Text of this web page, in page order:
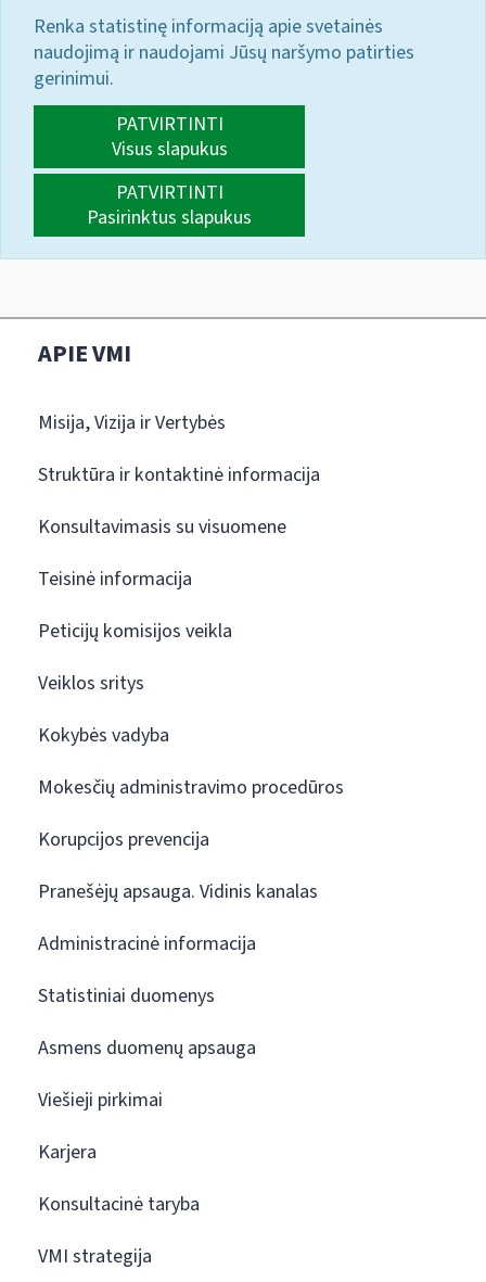
Renka statistinę informaciją apie svetainės
naudojimą ir naudojami Jūsų naršymo patirties
gerinimui.
PATVIRTINTI
Visus slapukus
PATVIRTINTI
Pasirinktus slapukus
APIE VMI
Misija, Vizija ir Vertybės
Struktūra ir kontaktinė informacija
Konsultavimasis su visuomene
Teisinė informacija
Peticijų komisijos veikla
Veiklos sritys
Kokybės vadyba
Mokesčių administravimo procedūros
Korupcijos prevencija
Pranešėjų apsauga. Vidinis kanalas
Administracinė informacija
Statistiniai duomenys
Asmens duomenų apsauga
Viešieji pirkimai
Karjera
Konsultacinė taryba
VMI strategija